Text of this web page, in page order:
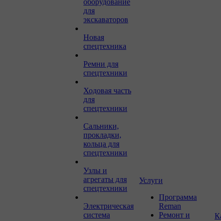
оборудование
для
экскаваторов
Новая
спецтехника
Ремни для
спецтехники
Ходовая часть
для
спецтехники
Сальники,
прокладки,
кольца для
спецтехники
Узлы и
агрегаты для
спецтехники
Электрическая
система
Услуги
Программа
Reman
Ремонт и